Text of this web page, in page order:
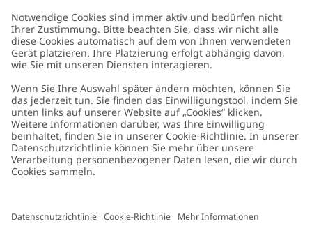
Kundenservice
Kontaktieren Sie uns
FAQ
Barrierefreiheit
Datenschutzrichtlinie
Cookie-Richtlinie
Über uns
Über Newbie
Nachhaltigkeit
Impressum
Presse
Germany Standort ändern
Cookies